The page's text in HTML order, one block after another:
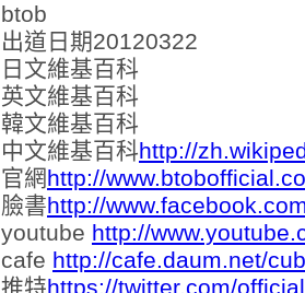
btob
出道日期20120322
日文維基百科
英文維基百科
韓文維基百科
中文維基百科http://
官網http://
臉書http://
youtube http://
cafe http://cafe.daum.net/
推特https://twitter.com/